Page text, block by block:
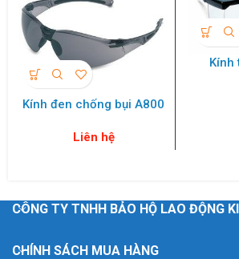
Kính đen chống bụi A800
Liên hệ
Kính
CÔNG TY TNHH BẢO HỘ LAO ĐỘNG
CHÍNH SÁCH MUA HÀNG